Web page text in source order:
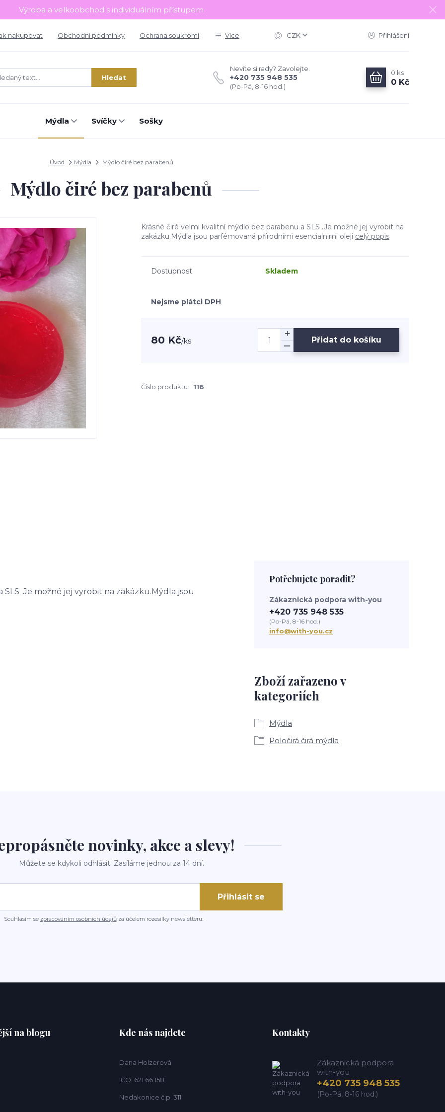
Výroba a velkoobchod s individuálním přístupem
nakupovat Obchodní podmínky Ochrana soukromí Více CZK Přihlášení
Hledat
Nevíte si rady? Zavolejte.
+420 735 948 535
(Po-Pá, 8-16 hod.)
0 ks
0 Kč
Mýdla Svíčky Sošky
Úvod Mýdla Mýdlo čiré bez parabenů
Mýdlo čiré bez parabenů
Krásné čiré velmi kvalitní mýdlo bez parabenu a SLS .Je možné jej vyrobit na
zakázku.Mýdla jsou parfémovaná přírodními esencialnimi oleji celý popis
Dostupnost Skladem
Nejsme plátci DPH
80 Kč/ks Přidat do košíku
Číslo produktu: 116
.Je možné jej vyrobit na zakázku.Mýdla jsou
Zboží zařazeno v
kategoriích
Mýdla
Poločirá čirá mýdla
Potřebujete poradit?
Zákaznická podpora with-you
+420 735 948 535
(Po-Pá, 8-16 hod.)
info@with-you.cz
novinky, akce a slevy!
Můžete se kdykoli odhlásit. Zasíláme jednou za 14 dní.
Přihlásit se
Souhlasím se zpracováním osobních údajůza účelem rozesílky newsletteru.
na blogu Kde nás najdete
Dana Holzerová
IČO: 621 66 158
Nedakonice č.p. 311
Kontakty
Zákaznická podpora
with-you
+420 735 948 535
(Po-Pá, 8-16 hod.)